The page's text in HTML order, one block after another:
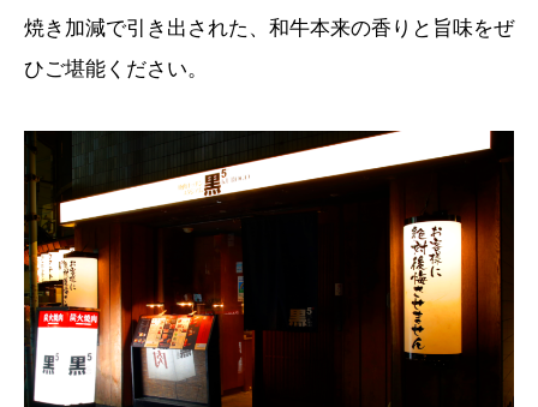
焼き加減で引き出された、和牛本来の香りと旨味をぜ
ひご堪能ください。